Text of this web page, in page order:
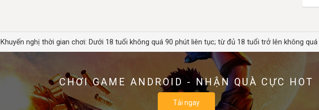
Khuyến nghị thời gian chơi: Dưới 18 tuổi không quá 90 phút liên tục; từ đủ 18 tuổi trở lên không
CHƠI GAME ANDROID - NHẬN QUÀ CỰC HOT
Tải ngay